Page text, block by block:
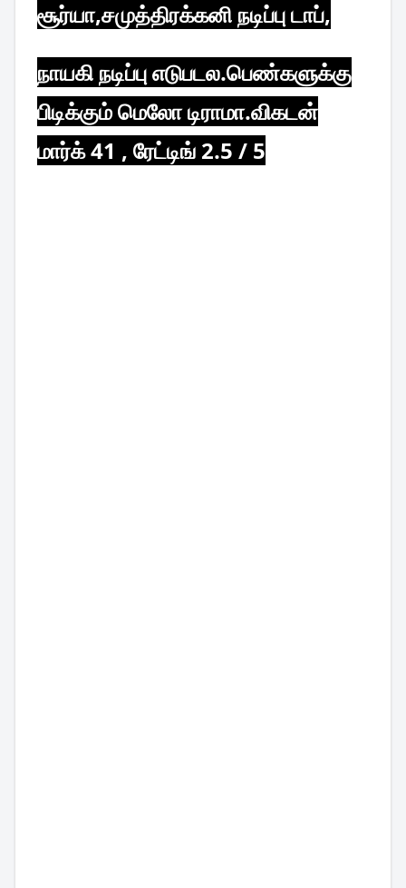
சூர்யா,சமுத்திரக்கனி நடிப்பு டாப்,
நாயகி நடிப்பு எடுபடல.பெண்களுக்கு
பிடிக்கும் மெலோ டிராமா.விகடன்
மார்க் 41 , ரேட்டிங் 2.5 / 5